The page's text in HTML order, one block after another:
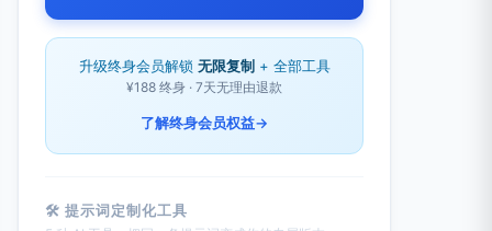
升级终身会员解锁 无限复制 + 全部工具
¥188 终身 · 7天无理由退款
了解终身会员权益→
🛠 提示词定制化工具